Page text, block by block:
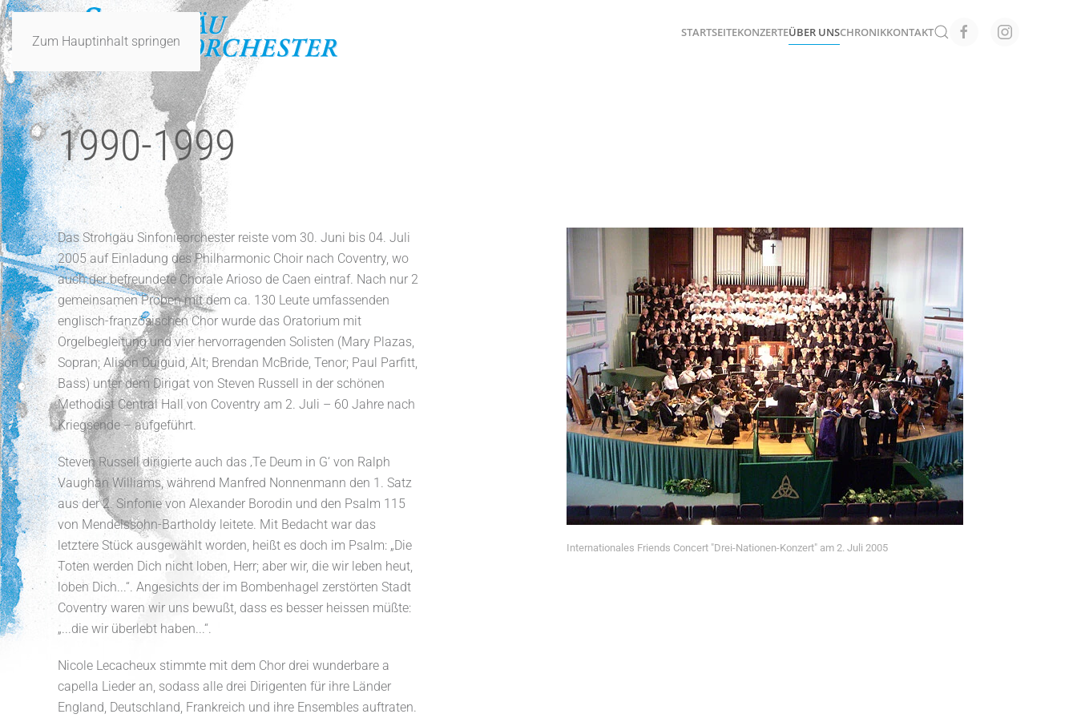
Zum Hauptinhalt springen
STARTSEITEKONZERTEÜBER UNSCHRONIKKONTAKT
1990-1999
Das Strohgäu Sinfonieorchester reiste vom 30. Juni bis 04. Juli
2005 auf Einladung des Philharmonic Choir nach Coventry, wo
auch der befreundete Chorale Arioso de Caen eintraf. Nach nur 2
gemeinsamen Proben mit dem ca. 130 Leute umfassenden
englisch-französischen Chor wurde das Oratorium mit
Orgelbegleitung und vier hervorragenden Solisten (Mary Plazas,
Sopran; Alison Duiguid, Alt; Brendan McBride, Tenor; Paul Parfitt,
Bass) unter dem Dirigat von Steven Russell in der schönen
Methodist Central Hall von Coventry am 2. Juli – 60 Jahre nach
Kriegsende – aufgeführt.
Steven Russell dirigierte auch das ‚Te Deum in G‘ von Ralph
Vaughan Williams, während Manfred Nonnenmann den 1. Satz
aus der 2. Sinfonie von Alexander Borodin und den Psalm 115
von Mendelssohn-Bartholdy leitete. Mit Bedacht war das
letztere Stück ausgewählt worden, heißt es doch im Psalm: „Die
Toten werden Dich nicht loben, Herr; aber wir, die wir leben heut,
loben Dich...“. Angesichts der im Bombenhagel zerstörten Stadt
Coventry waren wir uns bewußt, dass es besser heissen müßte:
„...die wir überlebt haben...“.
Nicole Lecacheux stimmte mit dem Chor drei wunderbare a
capella Lieder an, sodass alle drei Dirigenten für ihre Länder
England, Deutschland, Frankreich und ihre Ensembles auftraten.
Internationales Friends Concert "Drei-Nationen-Konzert" am 2. Juli 2005